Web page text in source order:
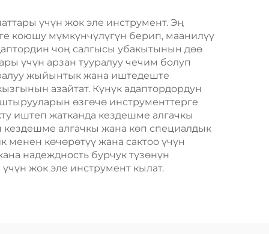
үчүн жок эле инструмент. Эң
коюшу мүмкүнчүлүгүн берип, маанилүү
чоң салгысы убакытынын дөө
жыйынтык жана иштедеште
азайтат. Күнүк адаптордордун
өзгөчө инструменттерге
иштеп жатканда кездешме алгачкы
кездешме алгачкы жана көп специалдык
менен көчөрөтүү жана сактоо үчүн
надеждность бурчук түзөнүн
жок эле инструмент кылат.